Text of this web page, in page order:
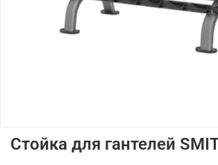
Стойка для гантелей